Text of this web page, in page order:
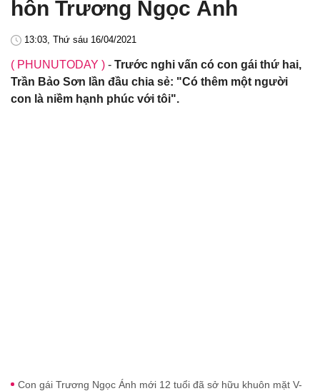
hôn Trương Ngọc Ánh
13:03, Thứ sáu 16/04/2021
( PHUNUTODAY ) - Trước nghi vấn có con gái thứ hai,
Trần Bảo Sơn lần đầu chia sẻ: "Có thêm một người
con là niềm hạnh phúc với tôi".
Con gái Trương Ngọc Ánh mới 12 tuổi đã sở hữu khuôn mặt V-